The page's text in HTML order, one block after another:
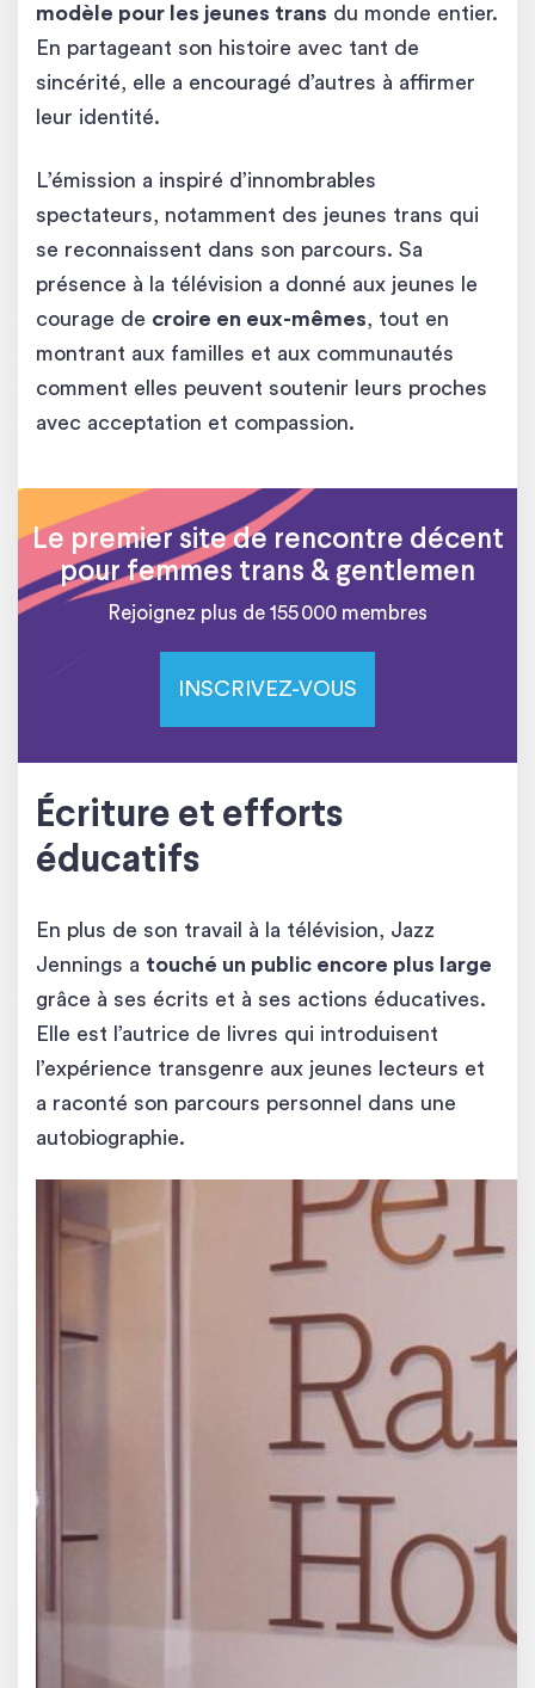
modèle pour les jeunes trans du monde entier.
En partageant son histoire avec tant de
sincérité, elle a encouragé d’autres à affirmer
leur identité.
L’émission a inspiré d’innombrables
spectateurs, notamment des jeunes trans qui
se reconnaissent dans son parcours. Sa
présence à la télévision a donné aux jeunes le
courage de croire en eux-mêmes , tout en
montrant aux familles et aux communautés
comment elles peuvent soutenir leurs proches
avec acceptation et compassion.
Le premier site de rencontre décent
pour femmes trans & gentlemen
Rejoignez plus de 155 000 membres
INSCRIVEZ-VOUS
Écriture et efforts
éducatifs
En plus de son travail à la télévision, Jazz
Jennings a touché un public encore plus large
grâce à ses écrits et à ses actions éducatives.
Elle est l’autrice de livres qui introduisent
l’expérience transgenre aux jeunes lecteurs et
a raconté son parcours personnel dans une
autobiographie.